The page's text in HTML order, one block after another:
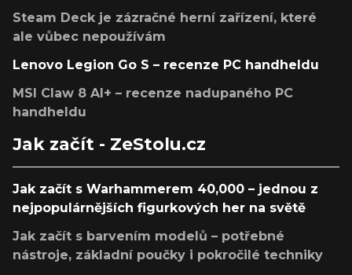
Steam Deck je zázračné herní zařízení, které
ale vůbec nepoužívám
Lenovo Legion Go S – recenze PC handheldu
MSI Claw 8 AI+ – recenze nadupaného PC
handheldu
Jak začít - ZeStolu.cz
Jak začít s Warhammerem 40,000 – jednou z
nejpopulárnějších figurkových her na světě
Jak začít s barvením modelů – potřebné
nástroje, základní poučky i pokročilé techniky